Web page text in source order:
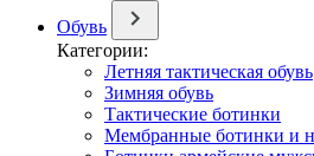
Обувь
Категории:
Летняя тактическая обувь
Зимняя обувь
Тактические ботинки
Мембранные ботинки и